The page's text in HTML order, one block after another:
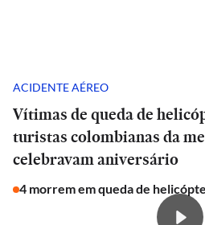
ACIDENTE AÉREO
Vítimas de queda de
turistas colombianas da
celebravam aniversário
4 morrem em queda de